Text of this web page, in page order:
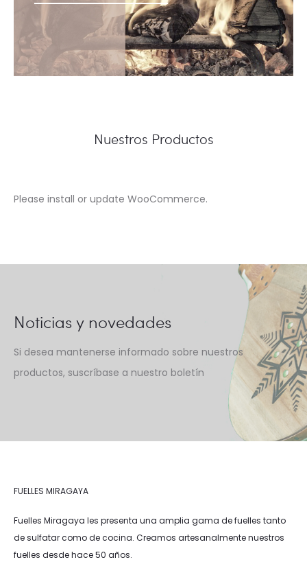
Nuestros Productos
Please install or update WooCommerce.
Noticias y novedades
Si desea mantenerse informado sobre nuestros
productos, suscríbase a nuestro boletín
FUELLES MIRAGAYA
Fuelles Miragaya les presenta una amplia gama de fuelles tanto
de sulfatar como de cocina. Creamos artesanalmente nuestros
fuelles desde hace 50 años.